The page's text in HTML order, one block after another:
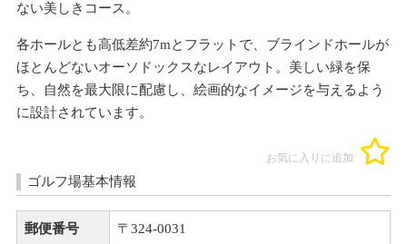
ない美しきコース。
各ホールとも高低差約7mとフラットで、ブラインドホールが
ほとんどないオーソドックスなレイアウト。美しい緑を保
ち、自然を最大限に配慮し、絵画的なイメージを与えるよう
に設計されています。
お気に入りに追加
ゴルフ場基本情報
郵便番号 〒324-0031